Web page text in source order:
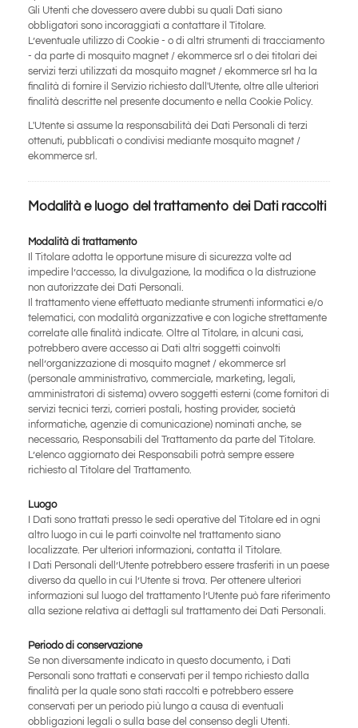
Gli Utenti che dovessero avere dubbi su quali Dati siano
obbligatori sono incoraggiati a contattare il Titolare.
L’eventuale utilizzo di Cookie - o di altri strumenti di tracciamento
- da parte di mosquito magnet / ekommerce srl o dei titolari dei
servizi terzi utilizzati da mosquito magnet / ekommerce srl ha la
finalità di fornire il Servizio richiesto dall'Utente, oltre alle ulteriori
finalità descritte nel presente documento e nella Cookie Policy.
L'Utente si assume la responsabilità dei Dati Personali di terzi
ottenuti, pubblicati o condivisi mediante mosquito magnet /
ekommerce srl.
Modalità e luogo del trattamento dei Dati raccolti
Modalità di trattamento
Il Titolare adotta le opportune misure di sicurezza volte ad
impedire l’accesso, la divulgazione, la modifica o la distruzione
non autorizzate dei Dati Personali.
Il trattamento viene effettuato mediante strumenti informatici e/o
telematici, con modalità organizzative e con logiche strettamente
correlate alle finalità indicate. Oltre al Titolare, in alcuni casi,
potrebbero avere accesso ai Dati altri soggetti coinvolti
nell’organizzazione di mosquito magnet / ekommerce srl
(personale amministrativo, commerciale, marketing, legali,
amministratori di sistema) ovvero soggetti esterni (come fornitori di
servizi tecnici terzi, corrieri postali, hosting provider, società
informatiche, agenzie di comunicazione) nominati anche, se
necessario, Responsabili del Trattamento da parte del Titolare.
L’elenco aggiornato dei Responsabili potrà sempre essere
richiesto al Titolare del Trattamento.
Luogo
I Dati sono trattati presso le sedi operative del Titolare ed in ogni
altro luogo in cui le parti coinvolte nel trattamento siano
localizzate. Per ulteriori informazioni, contatta il Titolare.
I Dati Personali dell’Utente potrebbero essere trasferiti in un paese
diverso da quello in cui l’Utente si trova. Per ottenere ulteriori
informazioni sul luogo del trattamento l’Utente può fare riferimento
alla sezione relativa ai dettagli sul trattamento dei Dati Personali.
Periodo di conservazione
Se non diversamente indicato in questo documento, i Dati
Personali sono trattati e conservati per il tempo richiesto dalla
finalità per la quale sono stati raccolti e potrebbero essere
conservati per un periodo più lungo a causa di eventuali
obbligazioni legali o sulla base del consenso degli Utenti.